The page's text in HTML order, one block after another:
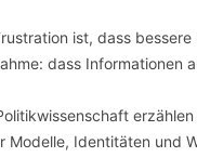
ist, dass
dass Informationen
Modelle, Identitäten und